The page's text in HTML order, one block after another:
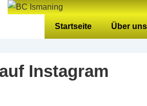
Hauptnavigation
Startseite Über uns
Instagram